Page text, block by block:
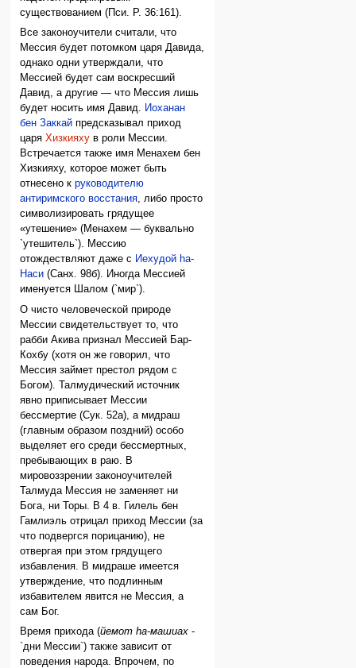
существованием (Пси. Р. 36:161).
Все законоучители считали, что
Мессия будет потомком царя Давида,
однако одни утверждали, что
Мессией будет сам воскресший
Давид, а другие — что Мессия лишь
будет носить имя Давид. Иоханан
бен Заккай предсказывал приход
царяХизкияху в роли Мессии.
Встречается также имя Менахем бен
Хизкияху, которое может быть
отнесено круководителю
антиримского восстания, либо просто
символизировать грядущее
«утешение» (Менахем — буквально
`утешитель`). Мессию
отождествляют даже с Иехудой hа-
Наси (Санх. 98б). Иногда Мессией
именуется Шалом (`мир`).
О чисто человеческой природе
Мессии свидетельствует то, что
рабби Акива признал Мессией Бар-
Кохбу (хотя он же говорил, что
Мессия займет престол рядом с
Богом). Талмудический источник
явно приписывает Мессии
бессмертие (Сук. 52а), а мидраш
(главным образом поздний) особо
выделяет его среди бессмертных,
пребывающих в раю. В
мировоззрении законоучителей
Талмуда Мессия не заменяет ни
Бога, ни Торы. В 4 в. Гилель бен
Гамлиэль отрицал приход Мессии (за
что подвергся порицанию), не
отвергая при этом грядущего
избавления. В мидраше имеется
утверждение, что подлинным
избавителем явится не Мессия, а
сам Бог.
Время прихода (йемот hа-машиах -
`дни Мессии`) также зависит от
поведения народа. Впрочем, по